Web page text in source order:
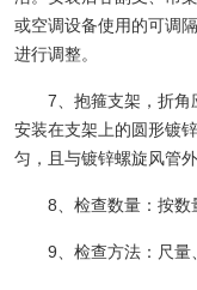
或空调设备使用的可调
进行调整。
7、抱箍支架，折角
安装在支架上的圆形镀
匀，且与镀锌螺旋风管外
8、检查数量：按数
9、检查方法：尺量